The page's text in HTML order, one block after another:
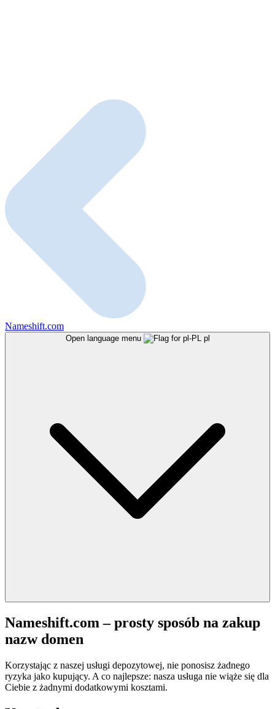
Nameshift.com
Open language menu pl
Nameshift.com – prosty sposób na zakup
nazw domen
Korzystając z naszej usługi depozytowej, nie ponosisz żadnego
ryzyka jako kupujący. A co najlepsze: nasza usługa nie wiąże się dla
Ciebie z żadnymi dodatkowymi kosztami.